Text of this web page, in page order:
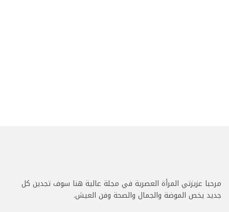
مرحبا عزيزتي المرأة العصرية في مجلة عالية هنا سوف تجدين كل
جديد يخص الموضة والجمال والصحة وفن العيش.